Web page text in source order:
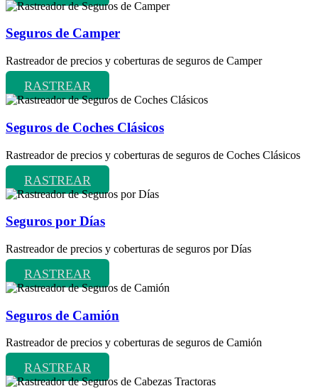
Seguros de Camper
Rastreador de precios y coberturas de seguros de Camper
RASTREAR
Seguros de Coches Clásicos
Rastreador de precios y coberturas de seguros de Coches Clásicos
RASTREAR
Seguros por Días
Rastreador de precios y coberturas de seguros por Días
RASTREAR
Seguros de Camión
Rastreador de precios y coberturas de seguros de Camión
RASTREAR